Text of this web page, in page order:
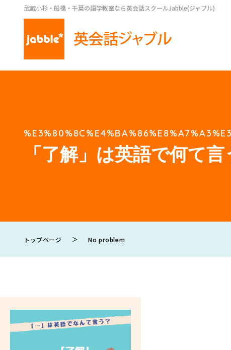
武蔵小杉・船橋・千葉の語学教室なら英会話スクールJabble(ジャブル)
「了解」は英語で何て言
トップページ ＞ No problem